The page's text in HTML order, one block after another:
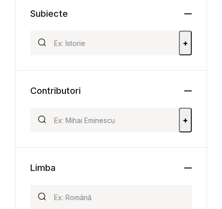
Subiecte
+
Contributori
+
Limba